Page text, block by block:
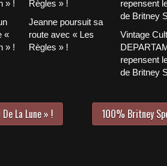
«
» !
Jeanne poursuit sa
route avec « Les
Règles » !
Vintage
repensent
de Britney
La Lune » ! 100% Britney